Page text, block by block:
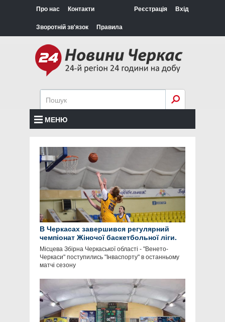
Про нас Контакти
Зворотній зв'язок Правила
Реєстрація Вхід
МЕНЮ
В Черкасах завершився регулярний
чемпіонат Жіночої баскетбольної ліги.
Місцева Збірна Черкаської області - "Венето-
Черкаси" поступились "Інваспорту" в останньому
матчі сезону